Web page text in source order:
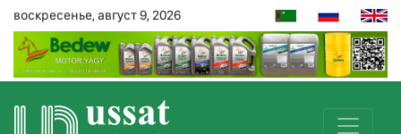
воскресенье, август 9, 2026